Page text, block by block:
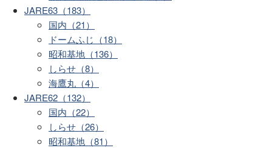
JARE63（183）
国内（21）
ドームふじ（18）
昭和基地（136）
しらせ（8）
海鷹丸（4）
JARE62（132）
国内（22）
しらせ（26）
昭和基地（81）